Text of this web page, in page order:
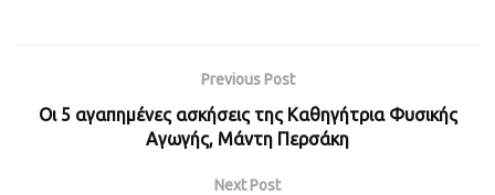
Previous Post
Οι 5 αγαπημένες ασκήσεις της Καθηγήτρια Φυσικής
Αγωγής, Μάντη Περσάκη
Next Post